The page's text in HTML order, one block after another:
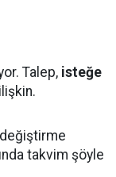
Talep, isteğe
takvim şöyle